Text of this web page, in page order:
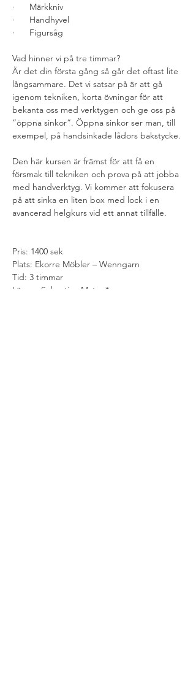
·      Märkkniv
·      Handhyvel
·      Figursåg
Vad hinner vi på tre timmar?
Är det din första gång så går det oftast lite
långsammare. Det vi satsar på är att gå
igenom tekniken, korta övningar för att
bekanta oss med verktygen och ge oss på
”öppna sinkor”. Öppna sinkor ser man, till
exempel, på handsinkade lådors bakstycke.
Den här kursen är främst för att få en
försmak till tekniken och prova på att jobba
med handverktyg. Vi kommer att fokusera
på att sinka en liten box med lock i en
avancerad helgkurs vid ett annat tillfälle.
Pris: 1400 sek
Plats: Ekorre Möbler – Wenngarn
Tid: 3 timmar
Lärare: Sebastian Mateu*